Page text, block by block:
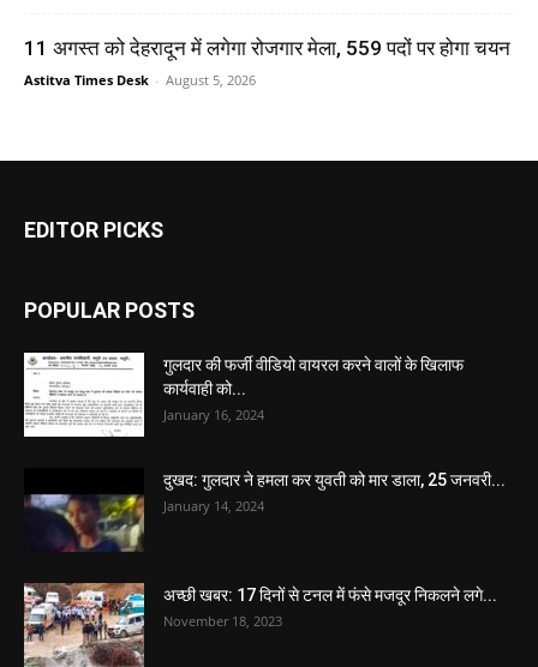
11 अगस्त को देहरादून में लगेगा रोजगार मेला, 559 पदों पर होगा चयन
Astitva Times Desk - August 5, 2026
EDITOR PICKS
POPULAR POSTS
गुलदार की फर्जी वीडियो वायरल करने वालों के खिलाफ
कार्यवाही को...
January 16, 2024
दुखद: गुलदार ने हमला कर युवती को मार डाला, 25 जनवरी...
January 14, 2024
अच्छी खबर: 17 दिनों से टनल में फंसे मजदूर निकलने लगे...
November 18, 2023